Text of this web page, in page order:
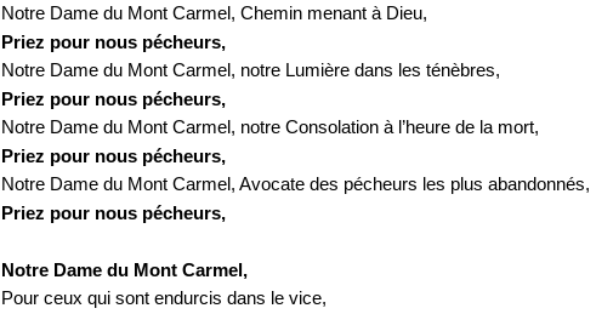
Notre Dame du Mont Carmel, Chemin menant à Dieu,
Priez pour nous pécheurs,
Notre Dame du Mont Carmel, notre Lumière dans les ténèbres,
Priez pour nous pécheurs,
Notre Dame du Mont Carmel, notre Consolation à l’heure de la mort,
Priez pour nous pécheurs,
Notre Dame du Mont Carmel, Avocate des pécheurs les plus abandonnés,
Priez pour nous pécheurs,
Notre Dame du Mont Carmel,
Pour ceux qui sont endurcis dans le vice,